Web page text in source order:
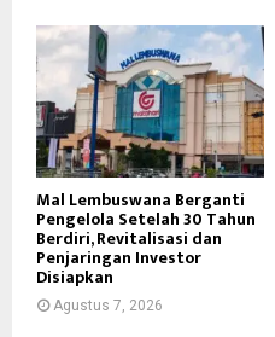
Mal Lembuswana Berganti
Pengelola Setelah 30 Tahun
Berdiri, Revitalisasi dan
Penjaringan Investor
Disiapkan
Agustus 7, 2026